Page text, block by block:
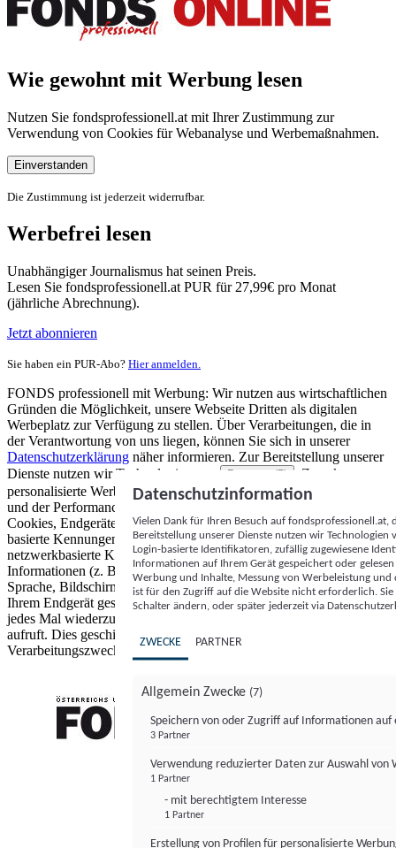
Wie gewohnt mit Werbung lesen
Nutzen Sie fondsprofessionell.at mit Ihrer Zustimmung zur
Verwendung von Cookies für Webanalyse und Werbemaßnahmen.
Einverstanden
Die Zustimmung ist jederzeit widerrufbar.
Werbefrei lesen
Unabhängiger Journalismus hat seinen Preis.
Lesen Sie fondsprofessionell.at PUR für 27,99€ pro Monat
(jährliche Abrechnung).
Jetzt abonnieren
Sie haben ein PUR-Abo? Hier anmelden.
FONDS professionell mit Werbung: Wir nutzen aus wirtschaftlichen
Gründen die Möglichkeit, unsere Webseite Dritten als digitalen
Werbeplatz zur Verfügung zu stellen. Über Verarbeitungen, die in
der Verantwortung von uns liegen, können Sie sich in unserer
Datenschutzerklärung näher informieren. Zur Bereitstellung unserer
Dienste nutzen wir Technologien von
Partnern (5)
. Zwecke:
personalisierte Werbung und Inhalte, Messung von Werbeleistung
und der Performance von Inhalten sowie Zielgruppenforschung.
Cookies, Endgeräte- oder ähnliche Online-Kennungen (z. B. login-
basierte Kennungen, zufällig generierte Kennungen,
netzwerkbasierte Kennungen) können zusammen mit anderen
Informationen (z. B. Browsertyp und Browserinformationen,
Sprache, Bildschirmgröße, unterstützte Technologien usw.) auf
Ihrem Endgerät gespeichert oder von dort ausgelesen werden, um es
jedes Mal wiederzuerkennen, wenn es eine App oder einer Webseite
aufruft. Dies geschieht für einen oder mehrere der hier aufgeführten
Verarbeitungszwecke.
Datenschutzinformation
Vielen Dank für Ihren Besuch auf
Bereitstellung unserer Dienste nutzen wir Technologien
Login-basierte Identifikatoren, zufällig zugewiesene
Informationen auf Ihrem Gerät gespeichert oder
Werbung und Inhalte, Messung von Werbeleistung
ist für den Zugriff auf die Website nicht erforderlich.
Schalter ändern, oder später jederzeit via
ZWECKE PARTNER
Allgemein Zwecke (7)
Speichern von oder Zugriff auf Informationen auf
3 Partner
Verwendung reduzierter Daten zur Auswahl von
1 Partner
- mit berechtigtem Interesse
1 Partner
Erstellung von Profilen für personalisierte
FONDS professionell